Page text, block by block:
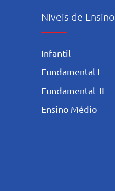
Niveis de Ensino
Infantil
Fundamental I
Fundamental II
Ensino Médio